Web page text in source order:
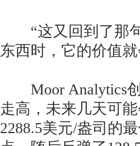
“这又回到了那句
东西时，它的价值
Moor Analytics创
走高，未来几天可
2288.5美元/盎司的